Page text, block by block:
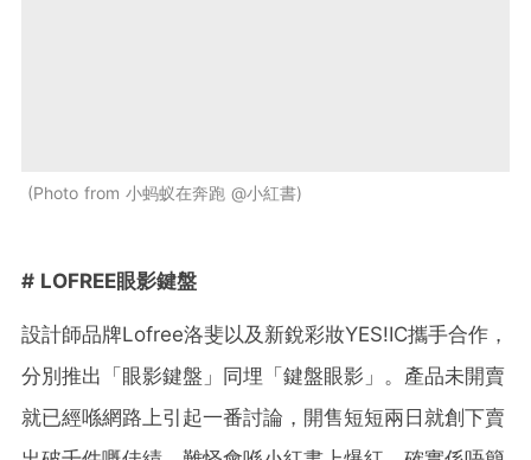
Photo from 小蚂蚁在奔跑 @小紅書
# LOFREE眼影鍵盤
設計師品牌Lofree洛斐以及新銳彩妝YES!IC攜手合作，
分別推出「眼影鍵盤」同埋「鍵盤眼影」。產品未開賣
就已經喺網路上引起一番討論，開售短短兩日就創下賣